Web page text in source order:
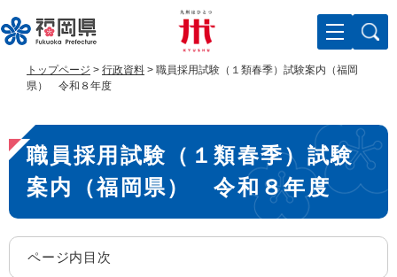
ー
ジ
す
。
ニ
ュ
し
て
へ
トップページ > 行政資料 > 職員採用試験（１類春季）試験案内（福岡
県） 令和８年度
本
文
職員採用試験（１類春季）試験
案内（福岡県） 令和８年度
ページ内目次